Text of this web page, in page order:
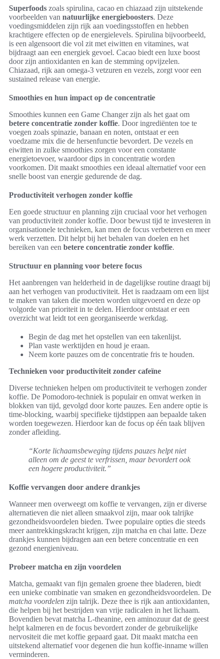
Superfoods zoals spirulina, cacao en chiazaad zijn uitstekende
voorbeelden van natuurlijke energieboosters. Deze
voedingsmiddelen zijn rijk aan voedingsstoffen en hebben
krachtigere effecten op de energielevels. Spirulina bijvoorbeeld,
is een algensoort die vol zit met eiwitten en vitamines, wat
bijdraagt aan een energiek gevoel. Cacao biedt een luxe boost
door zijn antioxidanten en kan de stemming opvijzelen.
Chiazaad, rijk aan omega-3 vetzuren en vezels, zorgt voor een
sustained release van energie.
Smoothies en hun impact op de concentratie
Smoothies kunnen een Game Changer zijn als het gaat om
betere concentratie zonder koffie. Door ingrediënten toe te
voegen zoals spinazie, banaan en noten, ontstaat er een
voedzame mix die de hersenfunctie bevordert. De vezels en
eiwitten in zulke smoothies zorgen voor een constante
energietoevoer, waardoor dips in concentratie worden
voorkomen. Dit maakt smoothies een ideaal alternatief voor een
snelle boost van energie gedurende de dag.
Productiviteit verhogen zonder koffie
Een goede structuur en planning zijn cruciaal voor het verhogen
van productiviteit zonder koffie. Door bewust tijd te investeren in
organisationele technieken, kan men de focus verbeteren en meer
werk verzetten. Dit helpt bij het behalen van doelen en het
bereiken van een betere concentratie zonder koffie.
Structuur en planning voor betere focus
Het aanbrengen van helderheid in de dagelijkse routine draagt bij
aan het verhogen van productiviteit. Het is raadzaam om een lijst
te maken van taken die moeten worden uitgevoerd en deze op
volgorde van prioriteit in te delen. Hierdoor ontstaat er een
overzicht wat leidt tot een georganiseerde werkdag.
Begin de dag met het opstellen van een takenlijst.
Plan vaste werktijden en houd je eraan.
Neem korte pauzes om de concentratie fris te houden.
Technieken voor productiviteit zonder cafeïne
Diverse technieken helpen om productiviteit te verhogen zonder
koffie. De Pomodoro-techniek is populair en omvat werken in
blokken van tijd, gevolgd door korte pauzes. Een andere optie is
time-blocking, waarbij specifieke tijdstippen aan bepaalde taken
worden toegewezen. Hierdoor kan de focus op één taak blijven
zonder afleiding.
“Korte lichaamsbeweging tijdens pauzes helpt niet
alleen om de geest te verfrissen, maar bevordert ook
een hogere productiviteit.”
Koffie vervangen door andere drankjes
Wanneer men overweegt om koffie te vervangen, zijn er diverse
alternatieven die niet alleen smaakvol zijn, maar ook talrijke
gezondheidsvoordelen bieden. Twee populaire opties die steeds
meer aantrekkingskracht krijgen, zijn matcha en chai latte. Deze
drankjes kunnen bijdragen aan een betere concentratie en een
gezond energieniveau.
Probeer matcha en zijn voordelen
Matcha, gemaakt van fijn gemalen groene thee bladeren, biedt
een unieke combinatie van smaken en gezondheidsvoordelen. De
matcha voordelen zijn talrijk. Deze thee is rijk aan antioxidanten,
die helpen bij het bestrijden van vrije radicalen in het lichaam.
Bovendien bevat matcha L-theanine, een aminozuur dat de geest
helpt kalmeren en de focus bevordert zonder de gebruikelijke
nervositeit die met koffie gepaard gaat. Dit maakt matcha een
uitstekend alternatief voor degenen die hun koffie-inname willen
verminderen.